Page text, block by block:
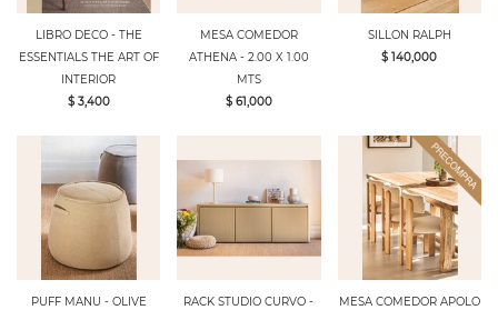
LIBRO DECO - THE
ESSENTIALS THE ART OF
INTERIOR
$ 3,400
MESA COMEDOR
ATHENA - 2.00 X 1.00
MTS
$ 61,000
SILLON RALPH
$ 140,000
PUFF MANU - OLIVE
RACK STUDIO CURVO -
MESA COMEDOR APOLO